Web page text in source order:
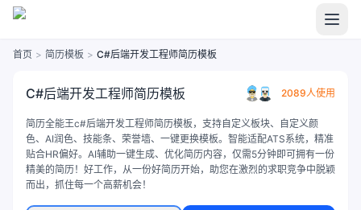
首页 > 简历模板 > C#后端开发工程师简历模板
C#后端开发工程师简历模板 2089人使用
简历全能王c#后端开发工程师简历模板，支持自定义板块、自定义颜
色、AI润色、技能条、荣誉墙、一键更换模板。智能适配ATS系统，精准
贴合HR偏好。AI辅助一键生成、优化简历内容，仅需5分钟即可拥有一份
精美的简历！好工作，从一份好简历开始，助您在激烈的求职竞争中脱颖
而出，抓住每一个高薪机会！